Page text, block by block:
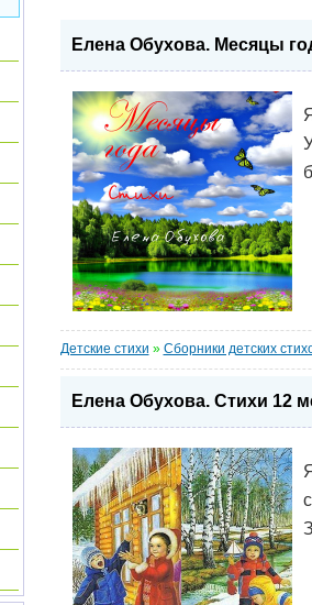
Елена Обухова. Месяцы
Детские стихи » Сборники детских
Елена Обухова. Стихи 12